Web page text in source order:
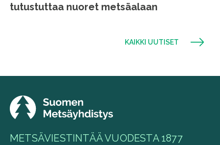
tutustuttaa nuoret metsäalaan
KAIKKI UUTISET
METSÄVIESTINTÄÄ VUODESTA 1877